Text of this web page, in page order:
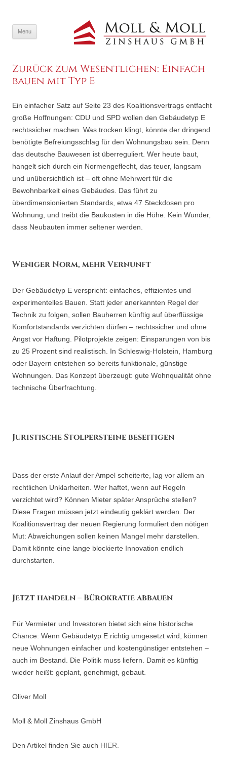
Menu SKIP TO CONTENT
Zurück zum Wesentlichen: Einfach
bauen mit Typ E
Ein einfacher Satz auf Seite 23 des Koalitionsvertrags entfacht
große Hoffnungen: CDU und SPD wollen den Gebäudetyp E
rechtssicher machen. Was trocken klingt, könnte der dringend
benötigte Befreiungsschlag für den Wohnungsbau sein. Denn
das deutsche Bauwesen ist überreguliert. Wer heute baut,
hangelt sich durch ein Normengeflecht, das teuer, langsam
und unübersichtlich ist – oft ohne Mehrwert für die
Bewohnbarkeit eines Gebäudes. Das führt zu
überdimensionierten Standards, etwa 47 Steckdosen pro
Wohnung, und treibt die Baukosten in die Höhe. Kein Wunder,
dass Neubauten immer seltener werden.
Weniger Norm, mehr Vernunft
Der Gebäudetyp E verspricht: einfaches, effizientes und
experimentelles Bauen. Statt jeder anerkannten Regel der
Technik zu folgen, sollen Bauherren künftig auf überflüssige
Komfortstandards verzichten dürfen – rechtssicher und ohne
Angst vor Haftung. Pilotprojekte zeigen: Einsparungen von bis
zu 25 Prozent sind realistisch. In Schleswig-Holstein, Hamburg
oder Bayern entstehen so bereits funktionale, günstige
Wohnungen. Das Konzept überzeugt: gute Wohnqualität ohne
technische Überfrachtung.
Juristische Stolpersteine beseitigen
Dass der erste Anlauf der Ampel scheiterte, lag vor allem an
rechtlichen Unklarheiten. Wer haftet, wenn auf Regeln
verzichtet wird? Können Mieter später Ansprüche stellen?
Diese Fragen müssen jetzt eindeutig geklärt werden. Der
Koalitionsvertrag der neuen Regierung formuliert den nötigen
Mut: Abweichungen sollen keinen Mangel mehr darstellen.
Damit könnte eine lange blockierte Innovation endlich
durchstarten.
Jetzt handeln – Bürokratie abbauen
Für Vermieter und Investoren bietet sich eine historische
Chance: Wenn Gebäudetyp E richtig umgesetzt wird, können
neue Wohnungen einfacher und kostengünstiger entstehen –
auch im Bestand. Die Politik muss liefern. Damit es künftig
wieder heißt: geplant, genehmigt, gebaut.
Oliver Moll
Moll & Moll Zinshaus GmbH
Den Artikel finden Sie auch HIER.